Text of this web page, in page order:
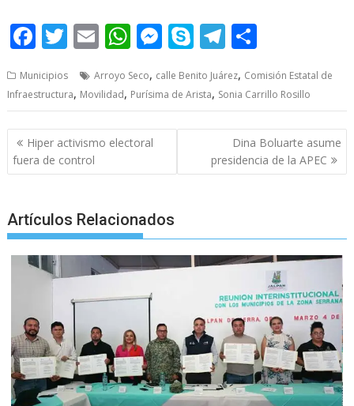
F
e
b
o
o
T
itt
er
E
ai
l
W
at
s
A
M
ss
e
n
S
y
p
e
T
e
gr
a
m
ar
e
Municipios Arroyo Seco, calle Benito Juárez, Comisión Estatal de
Infraestructura, Movilidad, Purísima de Arista, Sonia Carrillo Rosillo
Post
navigation
Hiper activismo electoral
fuera de control
Dina Boluarte asume
presidencia de la APEC
Artículos Relacionados